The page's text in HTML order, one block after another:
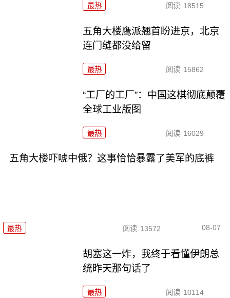
最热 阅读 18515
五角大楼鹰派翘首盼进京，北京
连门缝都没给留
最热 阅读 15862
“工厂的工厂”：中国这棋彻底颠覆
全球工业版图
最热 阅读 16029
五角大楼吓唬中俄？这事恰恰暴露了美军的底裤
最热 阅读 13572 08-07
胡塞这一炸，我终于看懂伊朗总
统昨天那句话了
最热 阅读 10114